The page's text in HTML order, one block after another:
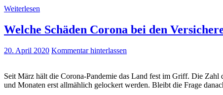
Weiterlesen
Welche Schäden Corona bei den
20. April 2020 Kommentar hinterlassen
Seit März hält die Corona-Pandemie das Land fest im Griff. Die
und Monaten erst allmählich gelockert werden. Bleibt die Frage